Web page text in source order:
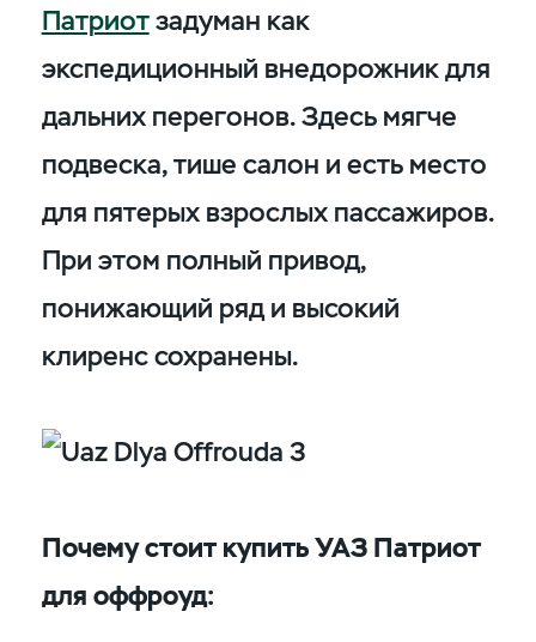
Патриотзадуман как
экспедиционный внедорожник для
дальних перегонов. Здесь мягче
подвеска, тише салон и есть место
для пятерых взрослых пассажиров.
При этом полный привод,
понижающий ряд и высокий
клиренс сохранены.
Почему стоит купить УАЗ Патриот
для оффроуд: